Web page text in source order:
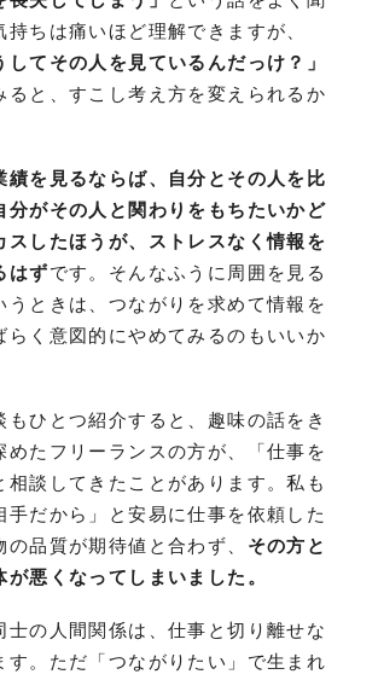
持ちは痛いほど理解できますが、
してその人を見ているんだっけ？」
ると、すこし考え方を変えられるか
績を見るならば、自分とその人を比
分がその人と関わりをもちたいかど
スしたほうが、ストレスなく情報を
はずです。そんなふうに周囲を見る
うときは、つながりを求めて情報を
らく意図的にやめてみるのもいいか
もひとつ紹介すると、趣味の話をき
めたフリーランスの方が、「仕事を
相談してきたことがあります。私も
手だから」と安易に仕事を依頼した
の品質が期待値と合わず、 その方と
悪くなってしまいました。
士の人間関係は、仕事と切り離せな
す。ただ「つながりたい」で生まれ